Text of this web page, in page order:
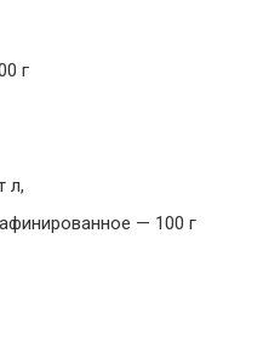
г
л,
— 100 г